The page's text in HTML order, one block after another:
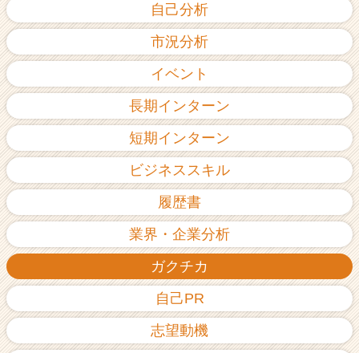
自己分析
市況分析
イベント
長期インターン
短期インターン
ビジネススキル
履歴書
業界・企業分析
ガクチカ
自己PR
志望動機